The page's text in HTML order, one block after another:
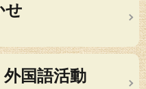
せ
国語活動